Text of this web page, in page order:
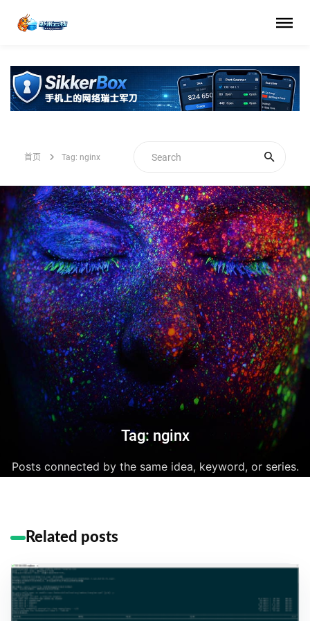
首页 Tag: nginx
Tag: nginx
Posts connected by the same idea, keyword, or series.
Related posts